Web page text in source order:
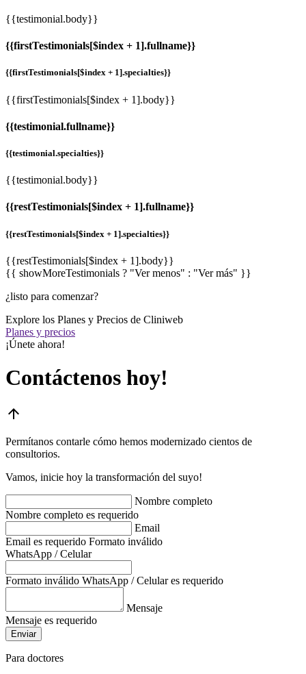
{{testimonial.body}}
{{firstTestimonials[$index + 1].fullname}}
{{firstTestimonials[$index + 1].specialties}}
{{firstTestimonials[$index + 1].body}}
{{testimonial.fullname}}
{{testimonial.specialties}}
{{testimonial.body}}
{{restTestimonials[$index + 1].fullname}}
{{restTestimonials[$index + 1].specialties}}
{{restTestimonials[$index + 1].body}}
{{ showMoreTestimonials ? "Ver menos" : "Ver más" }}
¿listo para comenzar?
Explore los Planes y Precios de Cliniweb
Planes y precios
¡Únete ahora!
Contáctenos hoy!
arrow_upward
Permítanos contarle cómo hemos modernizado cientos de
consultorios.
Vamos, inicie hoy la transformación del suyo!
Nombre completo
Nombre completo es requerido
Email
Email es requerido Formato inválido
WhatsApp / Celular
Formato inválido WhatsApp / Celular es requerido
Mensaje
Mensaje es requerido
Enviar
Para doctores